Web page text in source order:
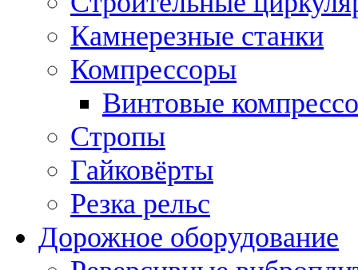
Камнерезные станки
Компрессоры
Винтовые
Стропы
Гайковёрты
Резка рельс
Дорожное оборудование